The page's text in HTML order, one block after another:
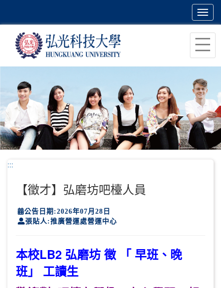
主
容
區
塊
:::
【徵才】弘磨坊吧檯人員
公告日期:2026年07月28日
張貼人:推廣營運處營運中心
本校LB2 弘磨坊 徵 「 早班、晚
班」 工讀生